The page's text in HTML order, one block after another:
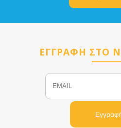
ΕΓΓΡΑΦΗ ΣΤΟ
Email